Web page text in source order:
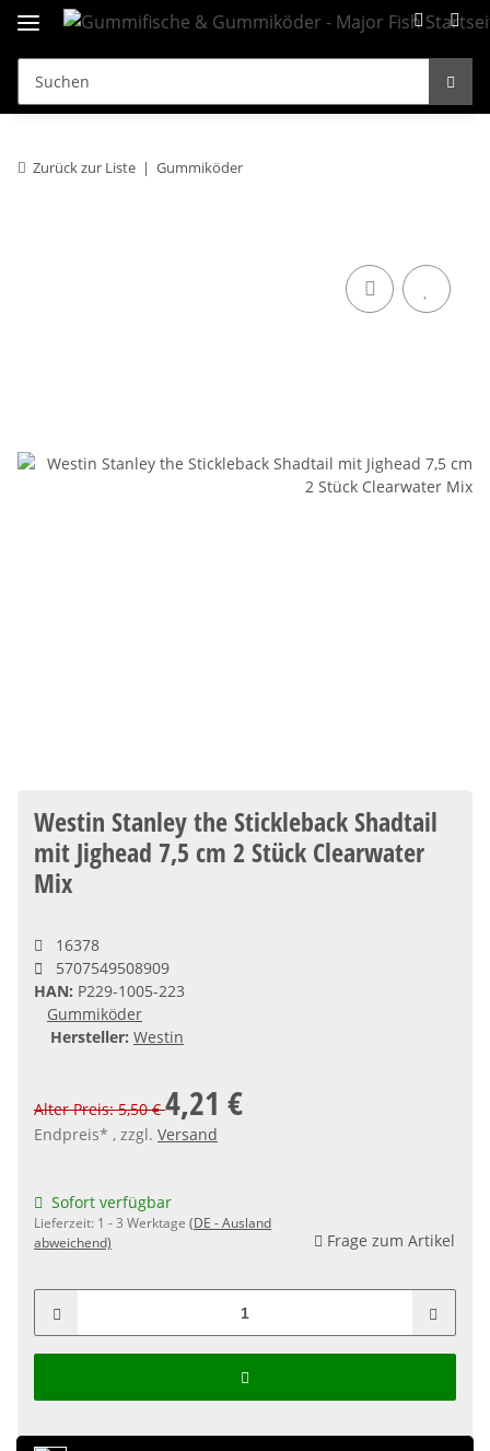
Zurück zur Liste Gummiköder
Westin Stanley the Stickleback Shadtail
mit Jighead 7,5 cm 2 Stück Clearwater
Mix
16378
5707549508909
HAN: P229-1005-223
Gummiköder
Hersteller: Westin
Alter Preis: 5,50 €4,21 €
Endpreis* , zzgl. Versand
Sofort verfügbar
Lieferzeit: 1 - 3 Werktage (DE - Ausland
abweichend)
Frage zum Artikel